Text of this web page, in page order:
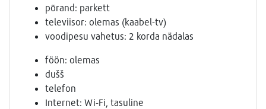
põrand: parkett
televiisor: olemas (kaabel-tv)
voodipesu vahetus: 2 korda nädalas
föön: olemas
dušš
telefon
Internet: Wi-Fi, tasuline